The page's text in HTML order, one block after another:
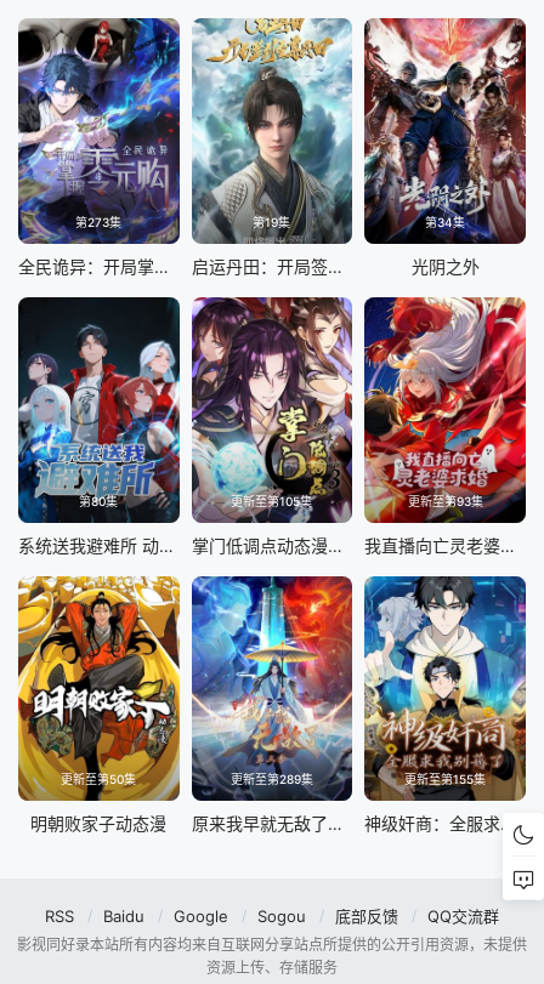
第273集
全民诡异：开局掌握零元购
第19集
启运丹田：开局签到至尊丹田
第34集
光阴之外
第80集
系统送我避难所 动态漫画 第一季
更新至第105集
掌门低调点动态漫第三季动态漫
更新至第93集
我直播向亡灵老婆求婚动态漫
更新至第50集
明朝败家子动态漫
更新至第289集
原来我早就无敌了动态漫
更新至第155集
神级奸商：全服求我别薅了动态漫
RSS Baidu Google Sogou 底部反馈 QQ交流群
影视同好录本站所有内容均来自互联网分享站点所提供的公开引用资源，未提供
资源上传、存储服务